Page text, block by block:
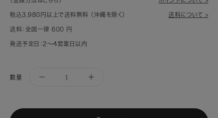
税込3,980円以上で送料無料 （沖縄を除く） 送料について >
送料：全国一律 600 円
発送予定日：2～4営業日以内
數量